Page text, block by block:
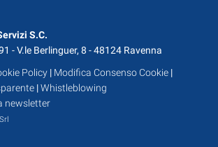
S.C.
- V.le Berlinguer, 8 - 48124 Ravenna
Policy | Modifica Consenso Cookie |
|Whistleblowing
newsletter